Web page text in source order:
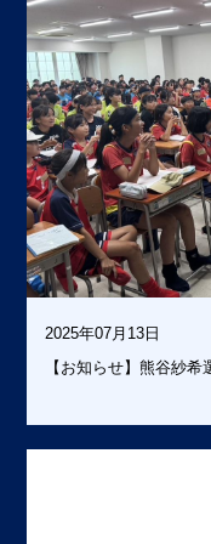
2025年07月13日
【お知らせ】熊谷紗